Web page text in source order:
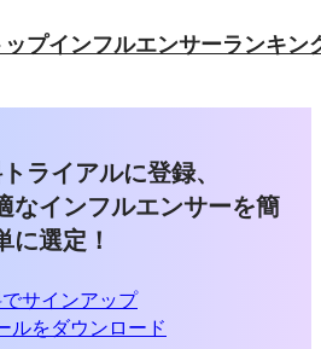
プインフルエンサーランキン
ライアルに登録、
なインフルエンサーを簡
に選定！
サインアップ
ルをダウンロード